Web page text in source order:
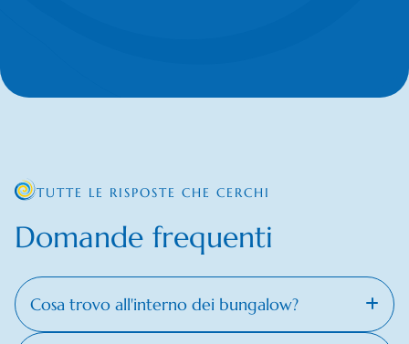
Domande frequenti
TUTTE LE RISPOSTE CHE CERCHI
Cosa trovo all'interno dei bungalow?